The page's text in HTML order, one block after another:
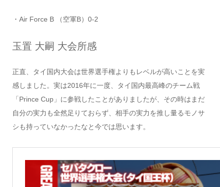
・Air Force B （空軍B）0-2
玉置 大嗣 大会所感
正直、タイ国内大会は世界選手権よりもレベルが高いことを実
感しました。実は2016年に一度、タイ国内最高峰のチーム戦
「Prince Cup」に参戦したことがありましたが、その時はまだ
自分の実力も全然足りておらず、相手の実力を推し量るモノサ
シも持っていなかったなと今では思います。